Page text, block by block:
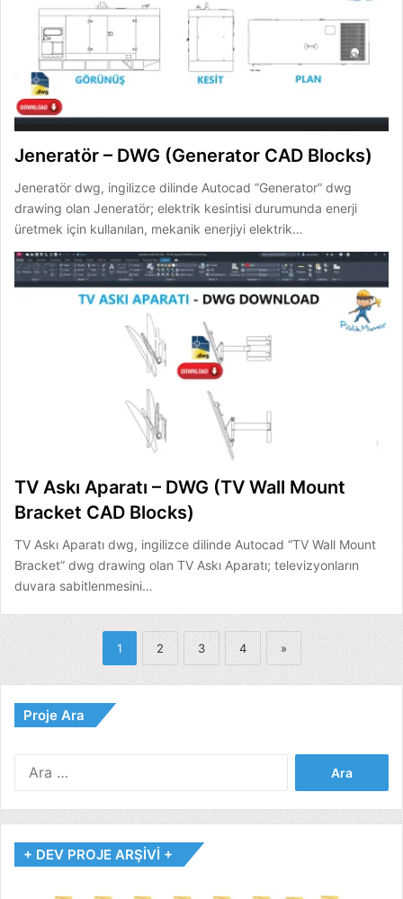
Jeneratör – DWG (Generator CAD Blocks)
Jeneratör dwg, ingilizce dilinde Autocad “Generator” dwg
drawing olan Jeneratör; elektrik kesintisi durumunda enerji
üretmek için kullanılan, mekanik enerjiyi elektrik…
TV Askı Aparatı – DWG (TV Wall Mount
Bracket CAD Blocks)
TV Askı Aparatı dwg, ingilizce dilinde Autocad “TV Wall Mount
Bracket” dwg drawing olan TV Askı Aparatı; televizyonların
duvara sabitlenmesini…
1 2 3 4 »
Proje Ara
+ DEV PROJE ARŞİVİ +